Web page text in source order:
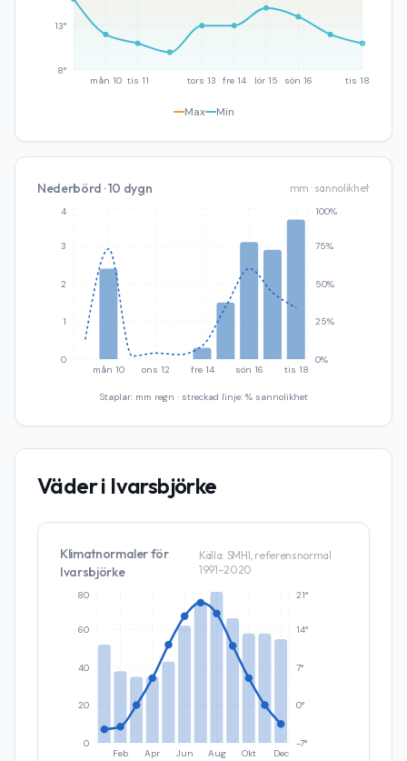
mån 10 tis 11 tors 13 fre 14 lör 15 sön 16 tis 18
8°
13°
Max Min
Nederbörd · 10 dygn mm · sannolikhet
mån 10 ons 12 fre 14 sön 16 tis 18
0
1
2
3
4
0%
25%
50%
75%
100%
Staplar: mm regn · streckad linje: % sannolikhet
Väder i Ivarsbjörke
Klimatnormaler för
Ivarsbjörke
Källa: SMHI, referensnormal
1991–2020
Feb Apr Jun Aug Okt Dec
0
20
40
60
80
-7°
0°
7°
14°
21°